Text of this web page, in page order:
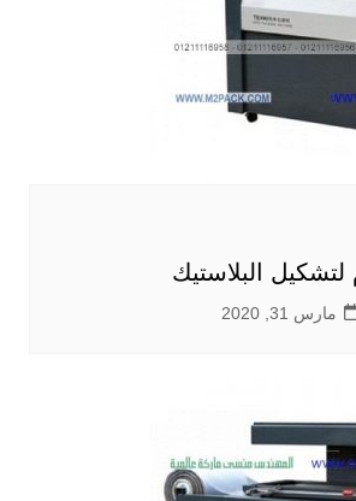
لتشكيل البلاستيك
مارس 31, 2020